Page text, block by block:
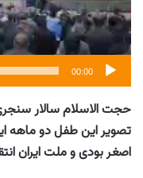
00:00
حجت الاسلام سالار
تصویر این طفل دو ماهه
اصغر بودی و ملت ایران